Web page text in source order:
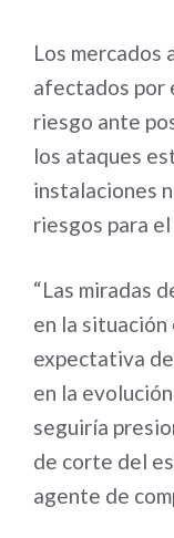
Los mercados
afectados por
riesgo ante
los ataques
instalaciones
riesgos para
“Las miradas
en la
expectativa
en la
seguiría
de corte del
agente de